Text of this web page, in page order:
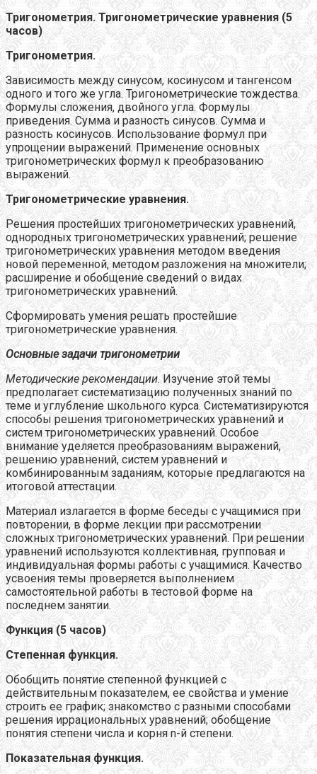
Тригонометрия. Тригонометрические уравнения (5
часов)
Тригонометрия.
Зависимость между синусом, косинусом и тангенсом
одного и того же угла. Тригонометрические тождества.
Формулы сложения, двойного угла. Формулы
приведения. Сумма и разность синусов. Сумма и
разность косинусов. Использование формул при
упрощении выражений. Применение основных
тригонометрических формул к преобразованию
выражений.
Тригонометрические уравнения.
Решения простейших тригонометрических уравнений,
однородных тригонометрических уравнений; решение
тригонометрических уравнения методом введения
новой переменной, методом разложения на множители;
расширение и обобщение сведений о видах
тригонометрических уравнений.
Сформировать умения решать простейшие
тригонометрические уравнения.
Основные задачи тригонометрии
Методические рекомендации. Изучение этой темы
предполагает систематизацию полученных знаний по
теме и углубление школьного курса. Систематизируются
способы решения тригонометрических уравнений и
систем тригонометрических уравнений. Особое
внимание уделяется преобразованиям выражений,
решению уравнений, систем уравнений и
комбинированным заданиям, которые предлагаются на
итоговой аттестации.
Материал излагается в форме беседы с учащимися при
повторении, в форме лекции при рассмотрении
сложных тригонометрических уравнений. При решении
уравнений используются коллективная, групповая и
индивидуальная формы работы с учащимися. Качество
усвоения темы проверяется выполнением
самостоятельной работы в тестовой форме на
последнем занятии.
Функция (5 часов)
Степенная функция.
Обобщить понятие степенной функцией с
действительным показателем, ее свойства и умение
строить ее график; знакомство с разными способами
решения иррациональных уравнений; обобщение
понятия степени числа и корня n-й степени.
Показательная функция.